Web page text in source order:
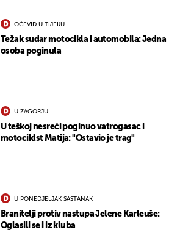
OČEVID U TIJEKU
Težak sudar motocikla i automobila: Jedna
osoba poginula
U ZAGORJU
U teškoj nesreći poginuo vatrogasac i
motociklst Matija: "Ostavio je trag"
U PONEDJELJAK SASTANAK
Branitelji protiv nastupa Jelene Karleuše:
Oglasili se i iz kluba